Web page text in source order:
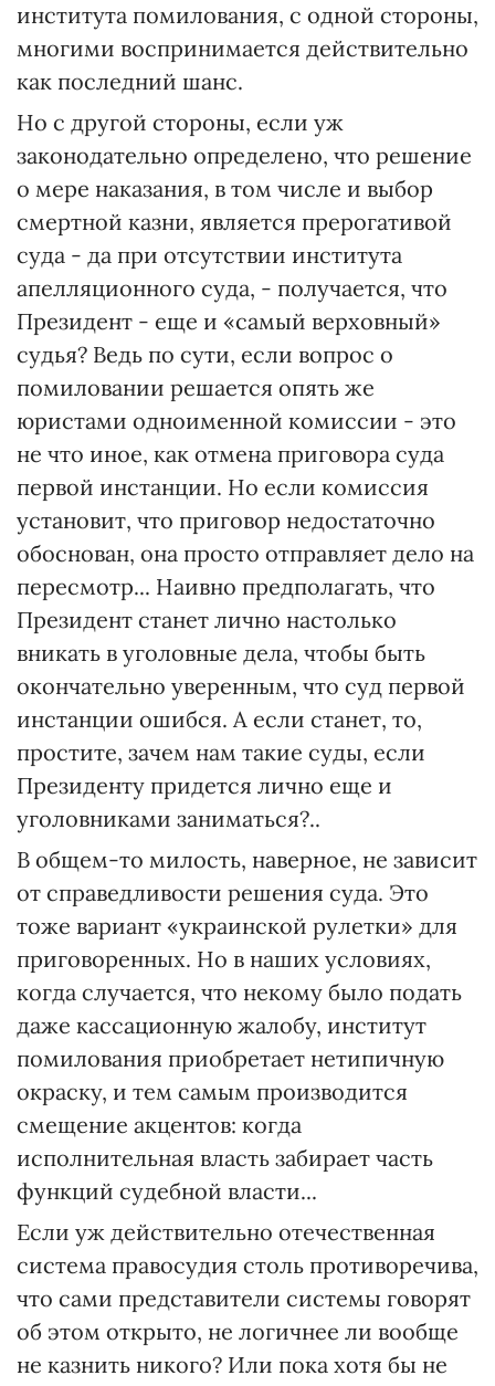
института помилования, с одной стороны,
многими воспринимается действительно
как последний шанс.
Но с другой стороны, если уж
законодательно определено, что решение
о мере наказания, в том числе и выбор
смертной казни, является прерогативой
суда - да при отсутствии института
апелляционного суда, - получается, что
Президент - еще и «самый верховный»
судья? Ведь по сути, если вопрос о
помиловании решается опять же
юристами одноименной комиссии - это
не что иное, как отмена приговора суда
первой инстанции. Но если комиссия
установит, что приговор недостаточно
обоснован, она просто отправляет дело на
пересмотр... Наивно предполагать, что
Президент станет лично настолько
вникать в уголовные дела, чтобы быть
окончательно уверенным, что суд первой
инстанции ошибся. А если станет, то,
простите, зачем нам такие суды, если
Президенту придется лично еще и
уголовниками заниматься?..
В общем-то милость, наверное, не зависит
от справедливости решения суда. Это
тоже вариант «украинской рулетки» для
приговоренных. Но в наших условиях,
когда случается, что некому было подать
даже кассационную жалобу, институт
помилования приобретает нетипичную
окраску, и тем самым производится
смещение акцентов: когда
исполнительная власть забирает часть
функций судебной власти...
Если уж действительно отечественная
система правосудия столь противоречива,
что сами представители системы говорят
об этом открыто, не логичнее ли вообще
не казнить никого? Или пока хотя бы не